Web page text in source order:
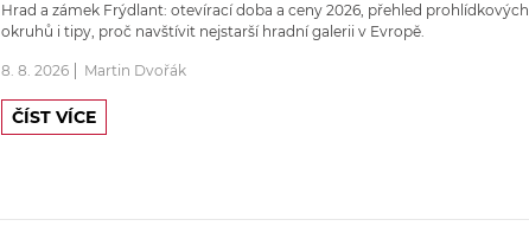
Hrad a zámek Frýdlant: otevírací doba a ceny 2026, přehled prohlídkových
okruhů i tipy, proč navštívit nejstarší hradní galerii v Evropě.
8. 8. 2026 Martin Dvořák
ČÍST VÍCE